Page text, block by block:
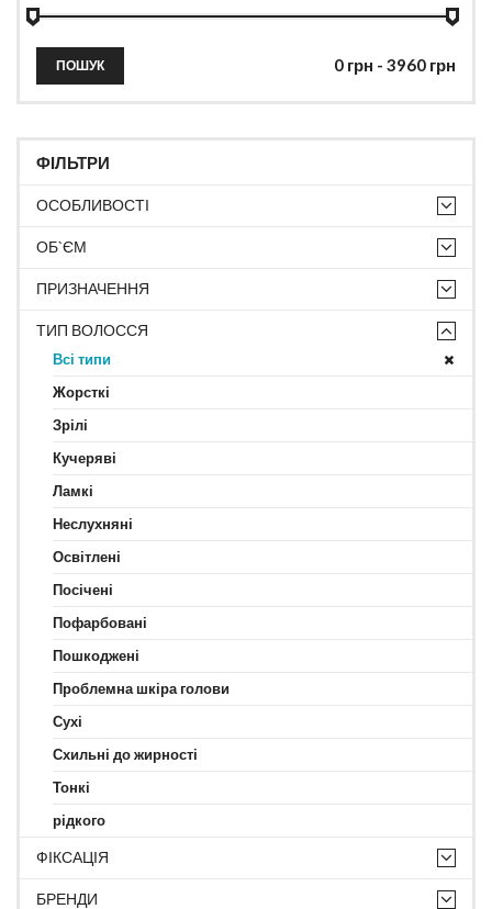
ПОШУК
ФІЛЬТРИ
ОСОБЛИВОСТІ
ОБ`ЄМ
ПРИЗНАЧЕННЯ
ТИП ВОЛОССЯ
Всі типи
Жорсткі
Зрілі
Кучеряві
Ламкі
Неслухняні
Освітлені
Посічені
Пофарбовані
Пошкоджені
Проблемна шкіра голови
Сухі
Схильні до жирності
Тонкі
рідкого
ФІКСАЦІЯ
БРЕНДИ